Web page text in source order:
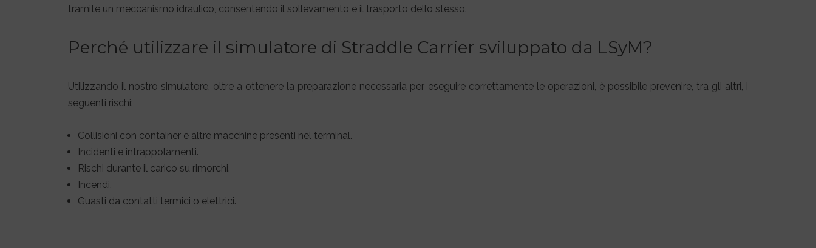
tramite un meccanismo idraulico, consentendo il sollevamento e il trasporto dello stesso.
Perché utilizzare il simulatore di Straddle Carrier sviluppato da LSyM?
Utilizzando il nostro simulatore, oltre a ottenere la preparazione necessaria per eseguire correttamente le operazioni, è possibile prevenire, tra gli altri, i
seguenti rischi:
Collisioni con container e altre macchine presenti nel terminal.
Incidenti e intrappolamenti.
Rischi durante il carico su rimorchi.
Incendi.
Guasti da contatti termici o elettrici.